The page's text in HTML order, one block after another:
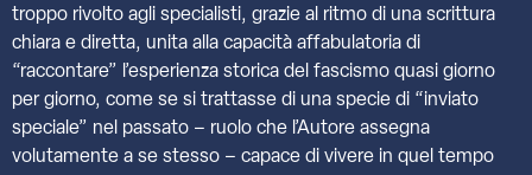
troppo rivolto agli specialisti, grazie al ritmo di una scrittura
chiara e diretta, unita alla capacità affabulatoria di
“raccontare” l’esperienza storica del fascismo quasi giorno
per giorno, come se si trattasse di una specie di “inviato
speciale” nel passato – ruolo che l’Autore assegna
volutamente a se stesso – capace di vivere in quel tempo